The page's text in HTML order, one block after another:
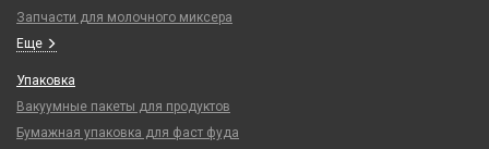
Запчасти для молочного миксера
Еще
Упаковка
Вакуумные пакеты для продуктов
Бумажная упаковка для фаст фуда